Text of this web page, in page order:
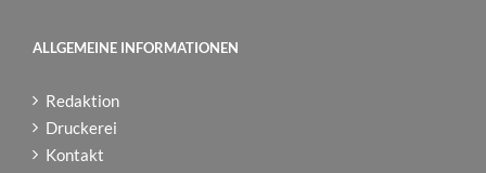
ALLGEMEINE INFORMATIONEN
Redaktion
Druckerei
Kontakt